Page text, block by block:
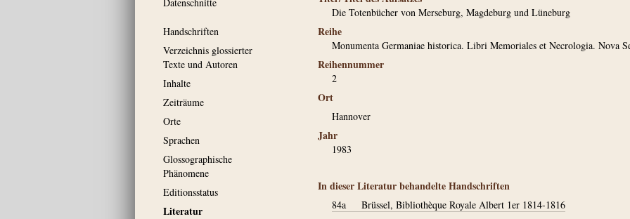
Handschriften
Verzeichnis glossierter
Texte und Autoren
Inhalte
Zeiträume
Orte
Sprachen
Glossographische
Phänomene
Editionsstatus
Literatur
Die Totenbücher von Merseburg, Magdeburg und Lüneburg
Reihe
Monumenta Germaniae historica. Libri Memoriales et Necrologia. Nova
Reihennummer
2
Ort
Hannover
Jahr
1983
In dieser Literatur behandelte Handschriften
84a Brüssel, Bibliothèque Royale Albert 1er 1814-1816